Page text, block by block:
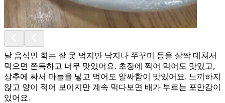
날 음식인 회는 잘 못 먹지만 낙지나 쭈꾸미 등을 살짝 데쳐서
먹으면 쫀득하고 너무 맛있어요. 초장에 찍어 먹어도 맛있고,
상추에 싸서 마늘을 넣고 먹어도 알싸함이 맛있어요. 느끼하지
않고 양이 적어 보이지만 계속 먹다보면 배가 부르는 포만감이
있어요.